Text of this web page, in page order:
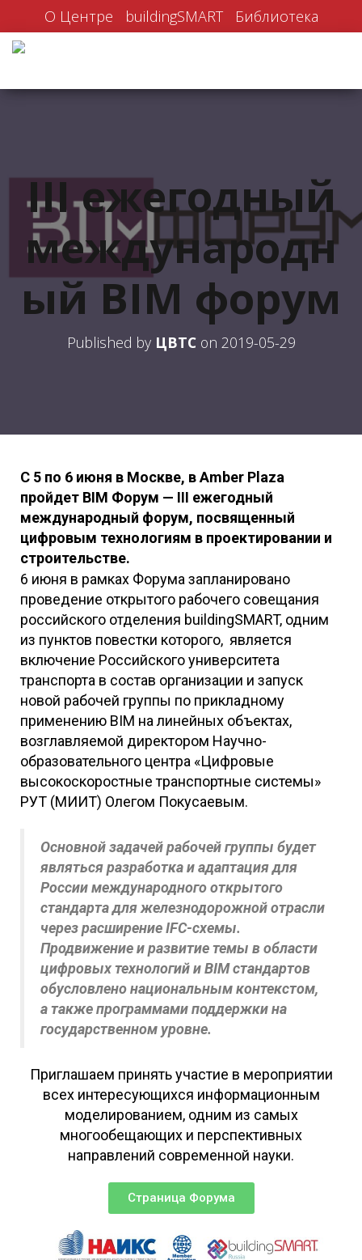
О Центре buildingSMART Библиотека
III ежегодный
международн
ый BIM форум
Published by ЦВТСon 2019-05-29
C 5 по 6 июня в Москве, в Amber Plaza
пройдет BIM Форум — III ежегодный
международный форум, посвященный
цифровым технологиям в проектировании и
строительстве.
6 июня в рамках Форума запланировано
проведение открытого рабочего совещания
российского отделения buildingSMART, одним
из пунктов повестки которого, является
включение Российского университета
транспорта в состав организации и запуск
новой рабочей группы по прикладному
применению BIM на линейных объектах,
возглавляемой директором Научно-
образовательного центра «Цифровые
высокоскоростные транспортные системы»
РУТ (МИИТ) Олегом Покусаевым.
Основной задачей рабочей группы будет
являться разработка и адаптация для
России международного открытого
стандарта для железнодорожной отрасли
через расширение IFС-схемы.
Продвижение и развитие темы в области
цифровых технологий и BIM стандартов
обусловлено национальным контекстом,
а также программами поддержки на
государственном уровне.
Приглашаем принять участие в мероприятии
всех интересующихся информационным
моделированием, одним из самых
многообещающих и перспективных
направлений современной науки.
Страница Форума